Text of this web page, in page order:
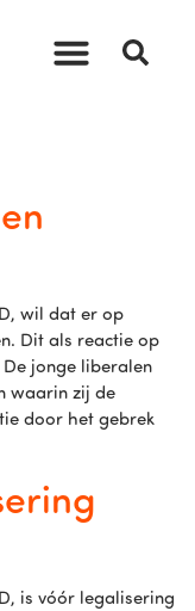
wil dat er op
Dit als reactie op
jonge liberalen
waarin zij de
door het gebrek
is vóór legalisering